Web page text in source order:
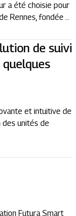
a été choisie pour
Rennes, fondée ...
de suivi
et intuitive de
des unités de
Futura Smart